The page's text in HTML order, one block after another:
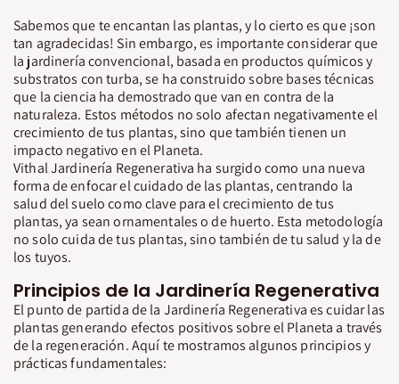
Sabemos que te encantan las plantas, y lo cierto es que ¡son
tan agradecidas! Sin embargo, es importante considerar que
la jardinería convencional, basada en productos químicos y
substratos con turba, se ha construido sobre bases técnicas
que la ciencia ha demostrado que van en contra de la
naturaleza. Estos métodos no solo afectan negativamente el
crecimiento de tus plantas, sino que también tienen un
impacto negativo en el Planeta.
Vithal Jardinería Regenerativa ha surgido como una nueva
forma de enfocar el cuidado de las plantas, centrando la
salud del suelo como clave para el crecimiento de tus
plantas, ya sean ornamentales o de huerto. Esta metodología
no solo cuida de tus plantas, sino también de tu salud y la de
los tuyos.
Principios de la Jardinería Regenerativa
El punto de partida de la Jardinería Regenerativa es cuidar las
plantas generando efectos positivos sobre el Planeta a través
de la regeneración. Aquí te mostramos algunos principios y
prácticas fundamentales: